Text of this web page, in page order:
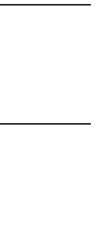
gabaritos